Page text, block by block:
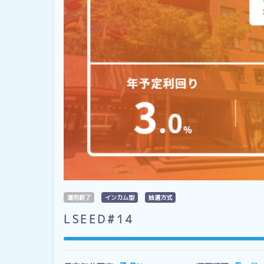
運用終了 インカム型 抽選方式
LSEED#14